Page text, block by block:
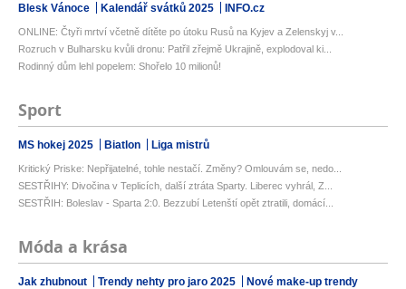
Blesk Vánoce Kalendář svátků 2025 INFO.cz
ONLINE: Čtyři mrtví včetně dítěte po útoku Rusů na Kyjev a Zelenskyj v...
Rozruch v Bulharsku kvůli dronu: Patřil zřejmě Ukrajině, explodoval ki...
Rodinný dům lehl popelem: Shořelo 10 milionů!
Sport
MS hokej 2025 Biatlon Liga mistrů
Kritický Priske: Nepřijatelné, tohle nestačí. Změny? Omlouvám se, nedo...
SESTŘIHY: Divočina v Teplicích, další ztráta Sparty. Liberec vyhrál, Z...
SESTŘIH: Boleslav - Sparta 2:0. Bezzubí Letenští opět ztratili, domácí...
Móda a krása
Jak zhubnout Trendy nehty pro jaro 2025 Nové make-up trendy